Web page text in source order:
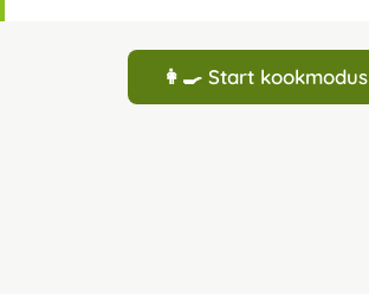
👩‍🍳 Start kookmodus